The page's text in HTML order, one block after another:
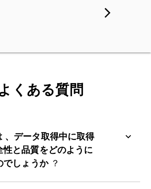
くある質問
、データ取得中に取得
性と品質をどのように
でしょうか ？